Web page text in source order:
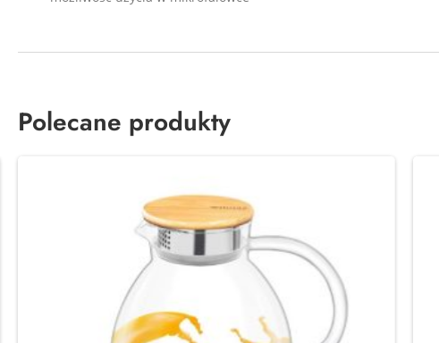
Polecane produkty